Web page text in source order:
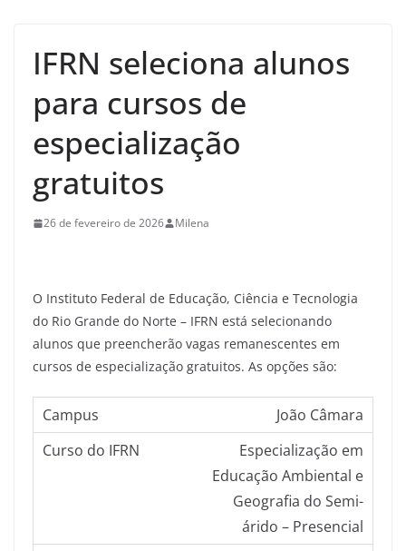
IFRN seleciona alunos
para cursos de
especialização
gratuitos
26 de fevereiro de 2026 Milena
O Instituto Federal de Educação, Ciência e Tecnologia
do Rio Grande do Norte – IFRN está selecionando
alunos que preencherão vagas remanescentes em
cursos de especialização gratuitos. As opções são:
João Câmara
Especialização em
Educação Ambiental e
Geografia do Semi-
árido – Presencial